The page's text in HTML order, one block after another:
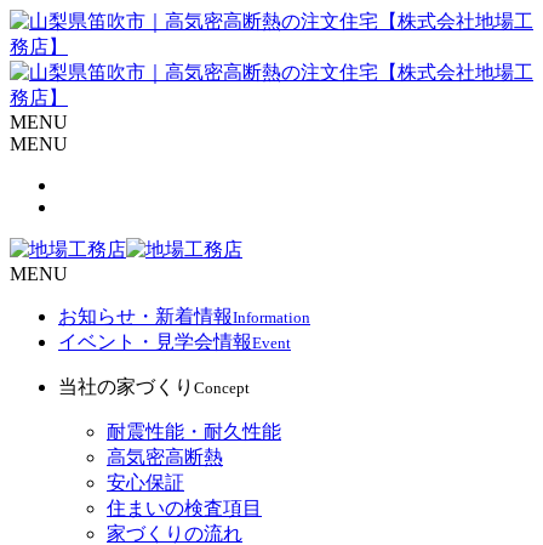
MENU
MENU
MENU
お知らせ・新着情報Information
イベント・見学会情報Event
当社の家づくり Concept
耐震性能・耐久性能
高気密高断熱
安心保証
住まいの検査項目
家づくりの流れ